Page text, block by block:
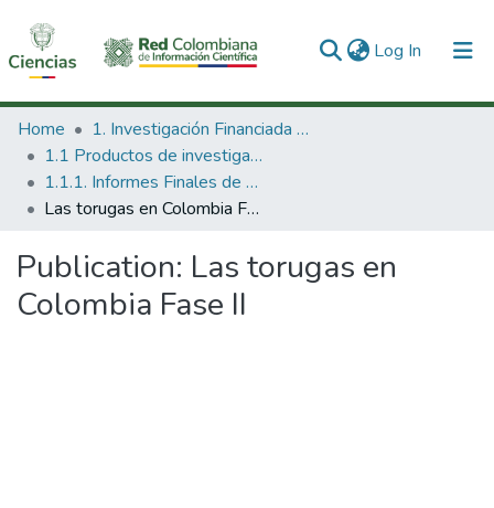
Log In (current)
Communities & Collections
All of DSpace
Statistics
Home
1. Investigación Financiada con Recursos Públicos
1.1 Productos de investigación
1.1.1. Informes Finales de Proyectos de Investigación
Las torugas en Colombia Fase II
Publication: Las torugas en
Colombia Fase II